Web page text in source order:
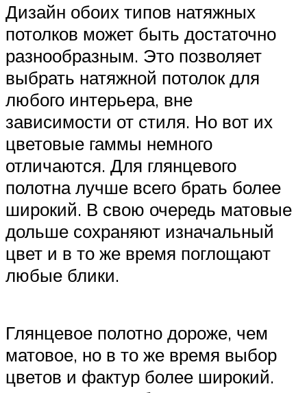
Дизайн обоих типов натяжных
потолков может быть достаточно
разнообразным. Это позволяет
выбрать натяжной потолок для
любого интерьера, вне
зависимости от стиля. Но вот их
цветовые гаммы немного
отличаются. Для глянцевого
полотна лучше всего брать более
широкий. В свою очередь матовые
дольше сохраняют изначальный
цвет и в то же время поглощают
любые блики.
Глянцевое полотно дороже, чем
матовое, но в то же время выбор
цветов и фактур более широкий.